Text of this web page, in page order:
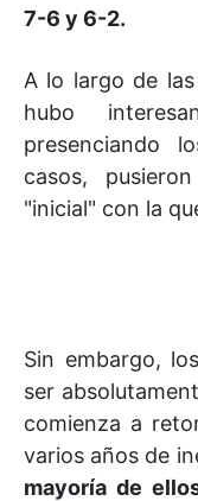
7-6 y 6-2.
A lo largo de
hubo
presenciando
casos,
"inicial" con la
Sin embargo,
ser
comienza a
varios años de
mayoría de